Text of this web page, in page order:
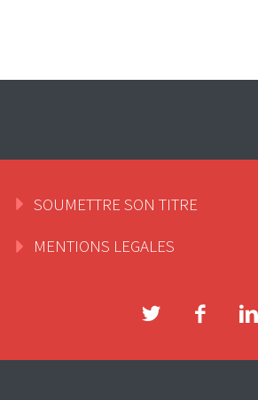
SOUMETTRE SON TITRE
MENTIONS LEGALES